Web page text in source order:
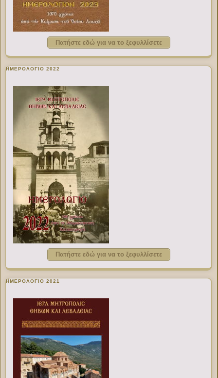
Πατήστε εδώ για να το ξεφυλλίσετε
ΗΜΕΡΟΛΟΓΙΟ 2022
Πατήστε εδώ για να το ξεφυλλίσετε
ΗΜΕΡΟΛΟΓΙΟ 2021